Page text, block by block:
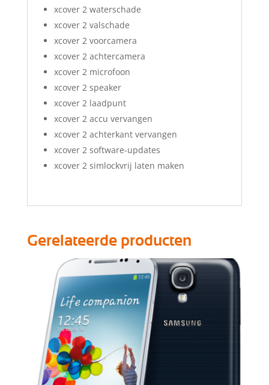
xcover 2 waterschade
xcover 2 valschade
xcover 2 voorcamera
xcover 2 achtercamera
xcover 2 microfoon
xcover 2 speaker
xcover 2 laadpunt
xcover 2 accu vervangen
xcover 2 achterkant vervangen
xcover 2 software-updates
xcover 2 simlockvrij laten maken
Gerelateerde producten